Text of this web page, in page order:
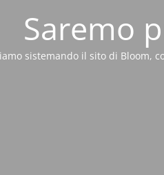
Saremo
sistemando il sito di Bloom,